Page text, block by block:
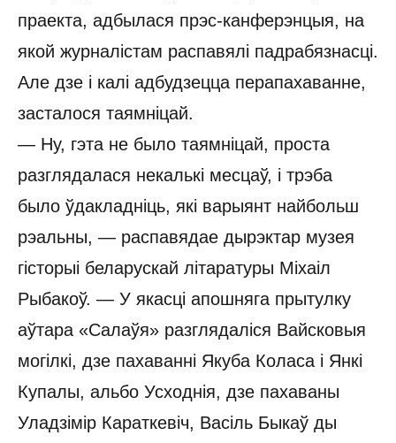
праекта, адбылася прэс-канферэнцыя, на
якой журналістам распавялі падрабязнасці.
Але дзе і калі адбудзецца перапахаванне,
засталося таямніцай.
— Ну, гэта не было таямніцай, проста
разглядалася некалькі месцаў, і трэба
было ўдакладніць, які варыянт найбольш
рэальны, — распавядае дырэктар музея
гісторыі беларускай літаратуры Міхаіл
Рыбакоў. — У якасці апошняга прытулку
аўтара «Салаўя» разглядаліся Вайсковыя
могілкі, дзе пахаванні Якуба Коласа і Янкі
Купалы, альбо Усходнія, дзе пахаваны
Уладзімір Караткевіч, Васіль Быкаў ды